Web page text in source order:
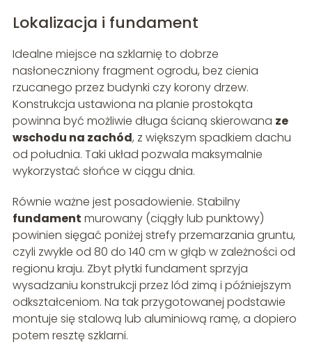
Lokalizacja i fundament
Idealne miejsce na szklarnię to dobrze
nasłoneczniony fragment ogrodu, bez cienia
rzucanego przez budynki czy korony drzew.
Konstrukcja ustawiona na planie prostokąta
powinna być możliwie długa ścianą skierowana ze
wschodu na zachód, z większym spadkiem dachu
od południa. Taki układ pozwala maksymalnie
wykorzystać słońce w ciągu dnia.
Równie ważne jest posadowienie. Stabilny
fundament murowany (ciągły lub punktowy)
powinien sięgać poniżej strefy przemarzania gruntu,
czyli zwykle od 80 do 140 cm w głąb w zależności od
regionu kraju. Zbyt płytki fundament sprzyja
wysadzaniu konstrukcji przez lód zimą i późniejszym
odkształceniom. Na tak przygotowanej podstawie
montuje się stalową lub aluminiową ramę, a dopiero
potem resztę szklarni.